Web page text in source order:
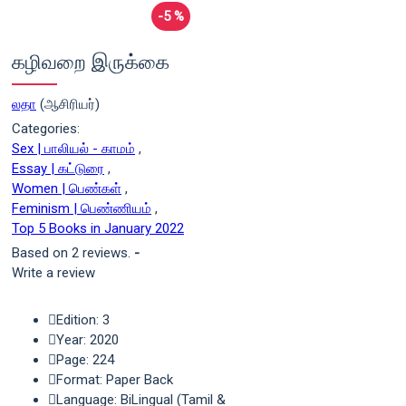
-5 %
கழிவறை இருக்கை
லதா (ஆசிரியர்)
Categories:
Sex | பாலியல் - காமம் ,
Essay | கட்டுரை ,
Women | பெண்கள் ,
Feminism | பெண்ணியம் ,
Top 5 Books in January 2022
Based on 2 reviews. -
Write a review
Edition: 3
Year: 2020
Page: 224
Format: Paper Back
Language: BiLingual (Tamil &